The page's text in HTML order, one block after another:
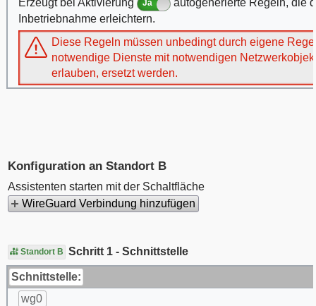
Erzeugt bei Aktivierung Ja
autogenerierte Regeln, die
Inbetriebnahme erleichtern.
Diese Regeln müssen unbedingt durch eigene
notwendige Dienste mit notwendigen
erlauben, ersetzt werden.
Konfiguration an Standort B
Assistenten starten mit der Schaltfläche
WireGuard Verbindung hinzufügen
Standort B Schritt 1 - Schnittstelle
Schnittstelle:
wg0